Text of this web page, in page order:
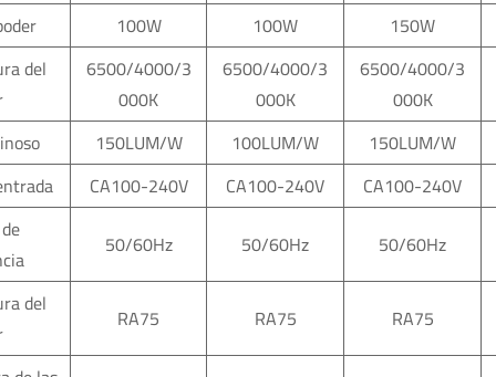
100W 100W
150W
del
6500/4000/3
000K
6500/4000/3
000K
6500/4000/3
000K
150LUM/W 100LUM/W
150LUM/W
CA100-240V CA100-240V
CA100-240V
50/60Hz 50/60Hz
50/60Hz
del
RA75 RA75
RA75